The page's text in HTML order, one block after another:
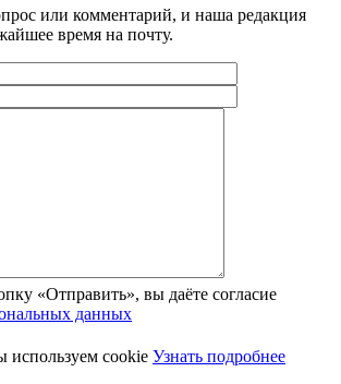
или комментарий, и наша редакция
время на почту.
«Отправить», вы даёте согласие
данных
используем cookie Узнать подробнее